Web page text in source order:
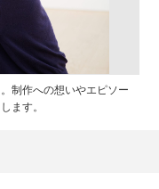
制作への想いやエピソー
ます。